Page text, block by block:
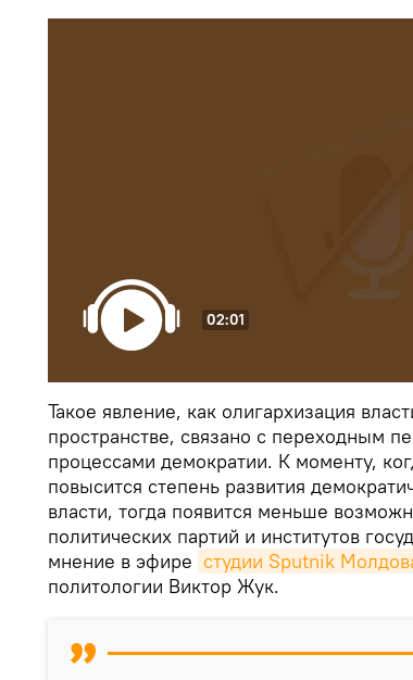
02:01
Такое явление, как олигархизация
пространстве, связано с переходным
процессами демократии. К моменту,
повысится степень развития
власти, тогда появится меньше
политических партий и институтов
мнение в эфире студии Sputnik
политологии Виктор Жук.